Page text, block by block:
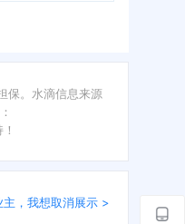
保。水滴信息来源
主，我想取消展示 >